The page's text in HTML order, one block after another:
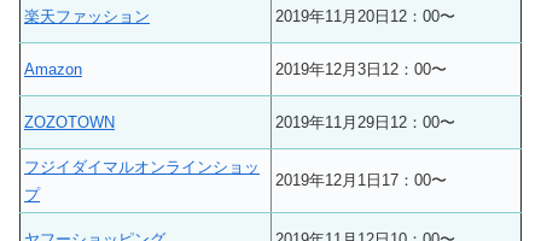
楽天ファッション 2019年11月20日12：00〜
Amazon 2019年12月3日12：00〜
ZOZOTOWN 2019年11月29日12：00〜
フジイダイマルオンラインショッ
プ
2019年12月1日17：00〜